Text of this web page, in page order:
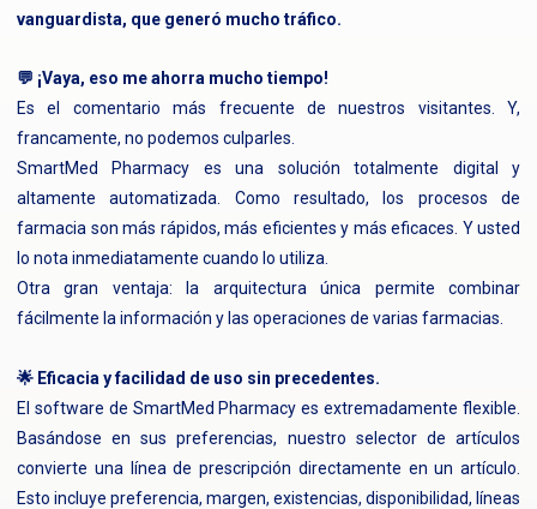
vanguardista, que generó mucho tráfico.
💬 ¡Vaya, eso me ahorra mucho tiempo!
Es el comentario más frecuente de nuestros visitantes.
Y,
francamente, no podemos culparles.
SmartMed Pharmacy es una solución totalmente digital y
altamente automatizada. Como resultado, los procesos de
farmacia son más rápidos, más eficientes y más eficaces. Y usted
lo nota inmediatamente cuando lo utiliza.
Otra gran ventaja: la arquitectura única permite combinar
fácilmente la información y las operaciones de varias farmacias.
🌟 Eficacia y facilidad de uso sin precedentes.
El software de SmartMed Pharmacy es extremadamente flexible.
Basándose en sus preferencias, nuestro selector de artículos
convierte una línea de prescripción directamente en un artículo.
Esto incluye preferencia, margen, existencias, disponibilidad, líneas